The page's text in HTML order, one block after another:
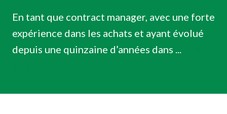
En tant que contract manager, avec une forte
expérience dans les achats et ayant évolué
depuis une quinzaine d’années dans ...